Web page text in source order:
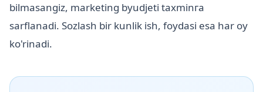
bilmasangiz, marketing byudjeti taxminга
sarflanadi. Sozlash bir kunlik ish, foydasi esa har oy
ko'rinadi.